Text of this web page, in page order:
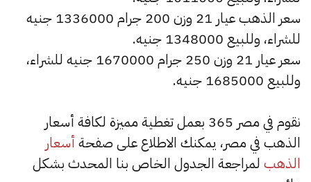
سعر الذهب عيار 21 وزن 200 جرام 1336000 جنيه
للشراء، وللبيع 1348000 جنيه.
سعر عيار 21 وزن 250 جرام 1670000 جنيه للشراء،
وللبيع 1685000 جنيه.
نقوم في مصر 365 بعمل تغطية مميزة لكافة أسعار
الذهب في مصر، يمكنك الاطلاع على صفحة أسعار
الذهب لمراجعة الجدول الخاص بنا المحدث بشكل